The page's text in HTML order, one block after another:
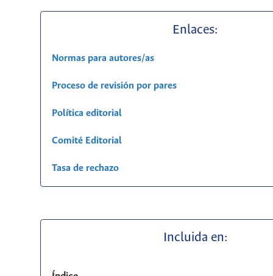
Enlaces:
Normas para autores/as
Proceso de revisión por pares
Política editorial
Comité Editorial
Tasa de rechazo
Incluida en: